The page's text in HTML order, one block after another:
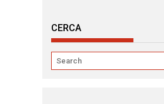
CERCA